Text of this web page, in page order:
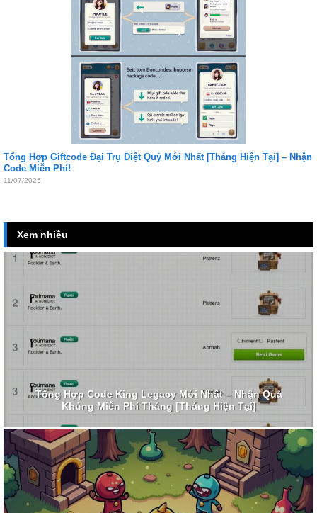
Tổng Hợp Giftcode Đại Trụ Diệt Quỷ Mới Nhất [Tháng Hiện Tại] – Nhận
Code Miễn Phí!
11/07/2025
Xem nhiều
Tổng Hợp Code King Legacy Mới Nhất – Nhận Quà
Khủng Miễn Phí Tháng [Tháng Hiện Tại]